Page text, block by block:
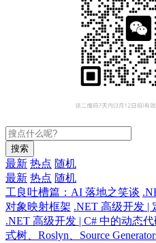
搜索
最新 热点 随机
最新 热点 随机
工良吐槽篇：AI 落地之笑谈
对象映射框架 .NET 高级开发 |
.NET 高级开发 | C# 中的动态
式树、Roslyn、Source